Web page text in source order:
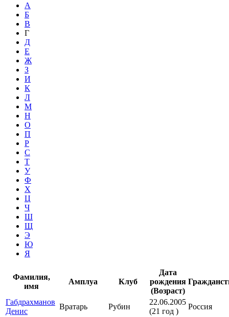
А
Б
В
Г
Д
Е
Ж
З
И
К
Л
М
Н
О
П
Р
С
Т
У
Ф
Х
Ц
Ч
Ш
Щ
Э
Ю
Я
Фамилия,
имя
Амплуа Клуб
Дата
рождения
(Возраст)
Габдрахманов
Денис
Вратарь Рубин
22.06.2005
(21 год )
Россия